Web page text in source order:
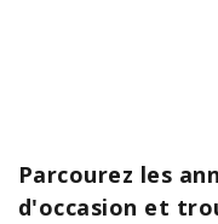
Parcourez les
d'occasion et